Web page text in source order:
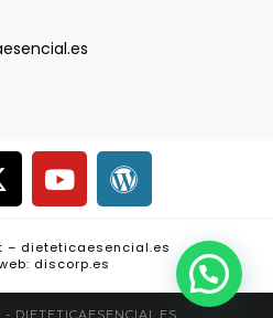
– dieteticaesencial.es
discorp.es
DIETETICAESENCIAL.ES